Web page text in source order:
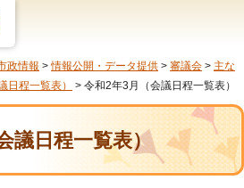
政情報 >情報公開・データ提供 > 審議会 > 主な
日程一覧表） > 令和2年3月（会議日程一覧表）
議日程一覧表）